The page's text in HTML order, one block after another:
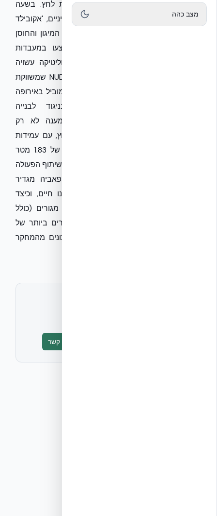
מוכיחה לעולם מהי עמידות אמיתית תחת לחץ. בשעה
שהדיון הציבורי עוסק בנאט"ו ובאיומים גרעיניים, 'אקובילד
סיסטם בע״מ' מביאה לישראל את בשורת המיגון והחוסן
המבוססת על מחקרים פורצי דרך שבוצעו במעבדות
EUCENTRE בפאביה, איטליה. בעוד שהפוליטיקה עשויה
להיראות שברירית, טכנולוגיית ה-NUDURA ICF שמשווקת
אקובילד הוכיחה במכון המחקר הסייסמי המוביל באירופה
עליונות הנדסית בלתי מתפשרת. בניגוד לבנייה
הקונבנציונלית, המערכת שלנו מספקת מענה לא רק
לרעידות אדמה, אלא גם לאיומי הדף ופיצוץ, עם עמידות
מוכחת בפני 50 פאונד של TNT ממרחק של 1.83 מטר
בלבד. אשמח להציע לכם זווית ייחודית: כיצד שיתוף הפעולה
בין הטכניון בישראל למעבדות במילאנו ופאביה מגדיר
מחדש את הביטחון של המבנים בהם אנו חיים, וכיצד
טכנולוגיה איטלקית מאפשרת לבנות מבני מגורים (כולל
רבי-קומות) שעומדים בסטנדרטים המחמירים ביותר של
ה-Eurocode והצבא האמריקאי. מצ״ב נתונים מהמחקר
טופס יצירת קשר
מצב כהה